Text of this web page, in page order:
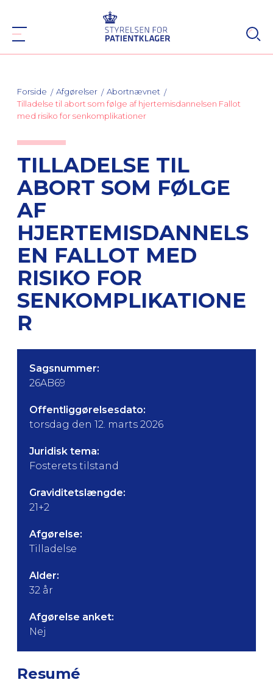
Forside Afgørelser
Abortnævnet
Tilladelse til abort som følge af hjertemisdannelsen Fallot
med risiko for senkomplikationer
TILLADELSE TIL
ABORT SOM FØLGE
AF
HJERTEMISDANNELS
EN FALLOT MED
RISIKO FOR
SENKOMPLIKATIONE
R
Sagsnummer:
26AB69
Offentliggørelsesdato:
torsdag den 12. marts 2026
Juridisk tema:
Fosterets tilstand
Graviditetslængde:
21+2
Afgørelse:
Tilladelse
Alder:
32 år
Afgørelse anket:
Nej
Resumé